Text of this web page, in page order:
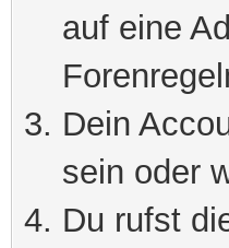
auf eine
Dein
sein oder
Du rufst